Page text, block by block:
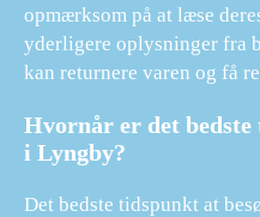
opmærksom på at læse
yderligere oplysninger fra
kan returnere varen og få
Hvornår er det
i Lyngby?
Det bedste tidspunkt at